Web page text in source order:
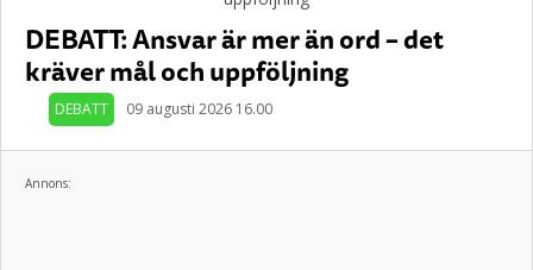
DEBATT: Ansvar är mer än ord – det
kräver mål och uppföljning
DEBATT 09 augusti 2026 16.00
Annons: